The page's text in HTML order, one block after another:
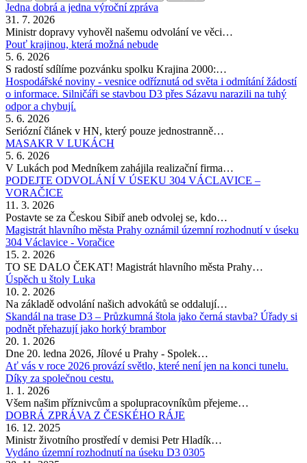
Jedna dobrá a jedna výroční zpráva
31. 7. 2026
Ministr dopravy vyhověl našemu odvolání ve věci…
Pouť krajinou, která možná nebude
5. 6. 2026
S radostí sdílíme pozvánku spolku Krajina 2000:…
Hospodářské noviny - vesnice odříznutá od světa i odmítání žádostí
o informace. Silničáři se stavbou D3 přes Sázavu narazili na tuhý
odpor a chybují.
5. 6. 2026
Seriózní článek v HN, který pouze jednostranně…
MASAKR V LUKÁCH
5. 6. 2026
V Lukách pod Medníkem zahájila realizační firma…
PODEJTE ODVOLÁNÍ V ÚSEKU 304 VÁCLAVICE –
VORAČICE
11. 3. 2026
Postavte se za Českou Sibiř aneb odvolej se, kdo…
Magistrát hlavního města Prahy oznámil územní rozhodnutí v úseku
304 Václavice - Voračice
15. 2. 2026
TO SE DALO ČEKAT! Magistrát hlavního města Prahy…
Úspěch u štoly Luka
10. 2. 2026
Na základě odvolání našich advokátů se oddalují…
Skandál na trase D3 – Průzkumná štola jako černá stavba? Úřady si
podnět přehazují jako horký brambor
20. 1. 2026
Dne 20. ledna 2026, Jílové u Prahy - Spolek…
Ať vás v roce 2026 provází světlo, které není jen na konci tunelu.
Díky za společnou cestu.
1. 1. 2026
Všem našim příznivcům a spolupracovníkům přejeme…
DOBRÁ ZPRÁVA Z ČESKÉHO RÁJE
16. 12. 2025
Ministr životního prostředí v demisi Petr Hladík…
Vydáno územní rozhodnutí na úseku D3 0305